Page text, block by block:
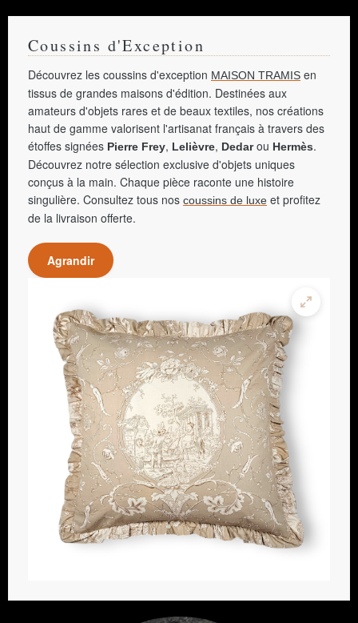
Coussins d'Exception
Découvrez les coussins d'exception MAISON TRAMIS en
tissus de grandes maisons d'édition. Destinées aux
amateurs d'objets rares et de beaux textiles, nos créations
haut de gamme valorisent l'artisanat français à travers des
étoffes signées Pierre Frey, Lelièvre, Dedarou Hermès.
Découvrez notre sélection exclusive d'objets uniques
conçus à la main. Chaque pièce raconte une histoire
singulière. Consultez tous nos coussins de luxe et profitez
de la livraison offerte.
Agrandir